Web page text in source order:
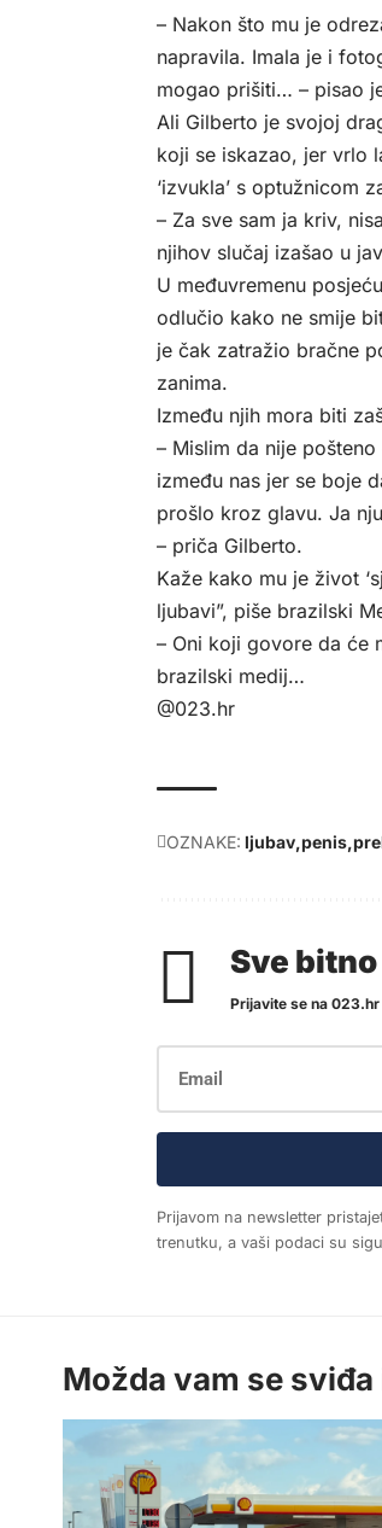
– Nakon što mu je
napravila. Imala je i
mogao prišiti… – pisao
Ali Gilberto je svojoj
koji se iskazao, jer vrlo
‘izvukla’ s optužnicom
– Za sve sam ja kriv,
njihov slučaj izašao u
U međuvremenu
odlučio kako ne smije
je čak zatražio bračne
zanima.
Između njih mora biti
– Mislim da nije
između nas jer se boje
prošlo kroz glavu. Ja
– priča Gilberto.
Kaže kako mu je život
ljubavi”, piše brazilski
– Oni koji govore da će
brazilski medij…
@023.hr
OZNAKE: ljubav penis
Sve
Prijavite se na
Prijavom na newsletter
trenutku, a vaši podaci su
Možda vam se